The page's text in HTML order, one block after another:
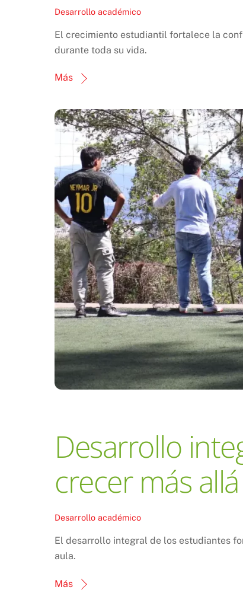
Desarrollo académico
El crecimiento estudiantil fortalece la
durante toda su vida.
Más
Desarrollo
crecer más
Desarrollo académico
El desarrollo integral de los estudiantes
aula.
Más